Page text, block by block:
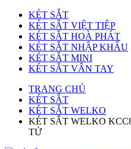
KÉT SẮT
KÉT SẮT VIỆT TIỆP
KÉT SẮT HOÀ PHÁT
KÉT SẮT NHẬP KHẨU
KÉT SẮT MINI
KÉT SẮT VÂN TAY
TRANG CHỦ
KÉT SẮT
KÉT SẮT WELKO
KÉT SẮT WELKO
TỬ